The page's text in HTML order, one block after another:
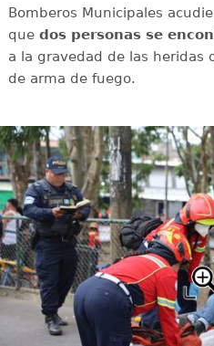
Bomberos Municipales
que dos personas se
a la gravedad de las heridas
de arma de fuego.